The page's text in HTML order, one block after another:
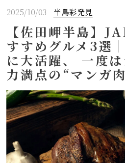
2025/10/03 半島彩発見
【佐田岬半島】
すすめグルメ3選
に大活躍、 一度
力満点の“マンガ